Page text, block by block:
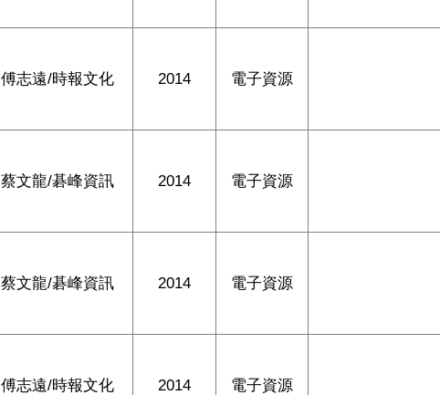
傅志遠/時報文化 2014 電子資源
蔡文龍/碁峰資訊 2014 電子資源
蔡文龍/碁峰資訊 2014 電子資源
傅志遠/時報文化 2014 電子資源